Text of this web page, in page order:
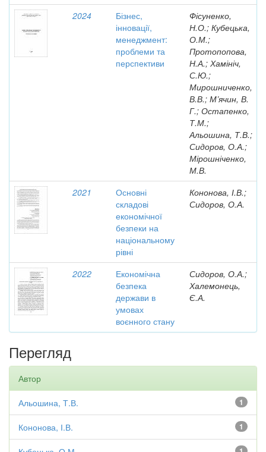
2024
Бізнес,
інновації,
менеджмент:
проблеми та
перспективи
Фісуненко,
Н.О.; Кубецька,
О.М.;
Протопопова,
Н.А.; Хамініч,
С.Ю.;
Мирошниченко,
В.В.; М’ячин, В.
Г.; Остапенко,
Т.М.;
Альошина, Т.В.;
Сидоров, О.А.;
Мірошніченко,
М.В.
2021
Основні
складові
економічної
безпеки на
національному
рівні
Кононова, І.В.;
Сидоров, О.А.
2022
Економічна
безпека
держави в
умовах
воєнного стану
Сидоров, О.А.;
Халемонець,
Є.А.
Перегляд
Автор
1
Альошина, Т.В.
1
Кононова, І.В.